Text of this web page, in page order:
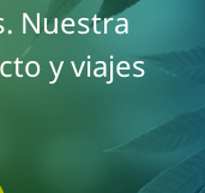
Nuestra
y viajes